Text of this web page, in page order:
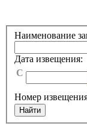
Наименование
Дата извещения:
C
Номер